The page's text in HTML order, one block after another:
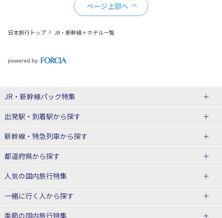
ページ上部へ
日本旅行トップ JR・新幹線＋ホテル一覧
JR・新幹線パック特集
JR・新幹線＋ホテルパック
出張パック
出発駅・到着駅から探す
秋田⇔東京 新幹線パック
仙台→東京 新幹線パック
富山⇔東京 新幹線パック
東京→仙台 新幹線パック
東京→金沢 新幹線パック
新幹線・特急列車から探す
北海道新幹線 旅行
山形新幹線 旅行
東海道新幹線 旅行
上越新幹線 旅行
都道府県から探す
北海道旅行・ツアー
東北
人気の国内旅行特集
東京ディズニーリゾート®への旅
ユニバーサル・スタジオ・ジャパ
一緒に行く人から探す
一人旅 国内版
季節の国内旅行特集